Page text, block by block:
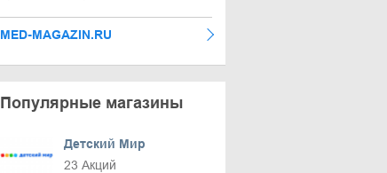
MED-MAGAZIN.RU
Популярные магазины
Детский Мир
23 Акций